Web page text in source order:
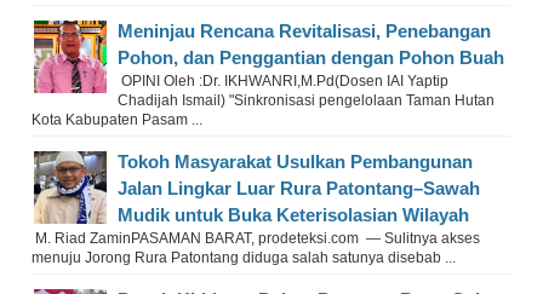
Meninjau Rencana Revitalisasi, Penebangan
Pohon, dan Penggantian dengan Pohon Buah
OPINI Oleh :Dr. IKHWANRI,M.Pd(Dosen IAI Yaptip
Chadijah Ismail) "Sinkronisasi pengelolaan Taman Hutan
Kota Kabupaten Pasam ...
Tokoh Masyarakat Usulkan Pembangunan
Jalan Lingkar Luar Rura Patontang–Sawah
Mudik untuk Buka Keterisolasian Wilayah
M. Riad ZaminPASAMAN BARAT, prodeteksi.com — Sulitnya akses
menuju Jorong Rura Patontang diduga salah satunya disebab ...